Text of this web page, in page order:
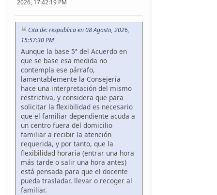
2026, 17:42:19 PM
Cita de: respublica en 08 Agosto, 2026,
15:57:30 PM
Aunque la base 5ª del Acuerdo en
que se base esa medida no
contempla ese párrafo,
lamentablemente la Consejería
hace una interpretación del mismo
restrictiva, y considera que para
solicitar la flexibilidad es necesario
que el familiar dependiente acuda a
un centro fuera del domicilio
familiar a recibir la atención
requerida, y por tanto, que la
flexibilidad horaria (entrar una hora
más tarde o salir una hora antes)
está pensada para que el docente
pueda trasladar, llevar o recoger al
familiar.